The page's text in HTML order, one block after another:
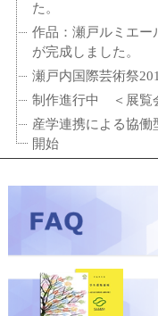
た。
作品：瀬戸ルミエー
が完成しました。
瀬戸内国際芸術祭
制作進行中 ＜展覧
産学連携による協働
開始